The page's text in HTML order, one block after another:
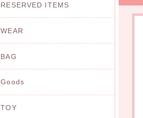
RESERVED ITEMS
WEAR
BAG
Goods
TOY